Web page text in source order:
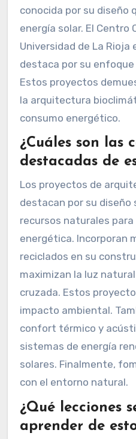
conocida por su diseño
energía solar. El Centro
Universidad de La Rioja
destaca por su
Estos proyectos
la arquitectura
consumo energético.
¿Cuáles son las
destacadas de
Los proyectos de
destacan por su diseño
recursos naturales
energética. Incorporan
reciclados en su
maximizan la luz
cruzada. Estos
impacto ambiental.
confort térmico y
sistemas de energía
solares. Finalmente,
con el entorno natural.
¿Qué lecciones
aprender de